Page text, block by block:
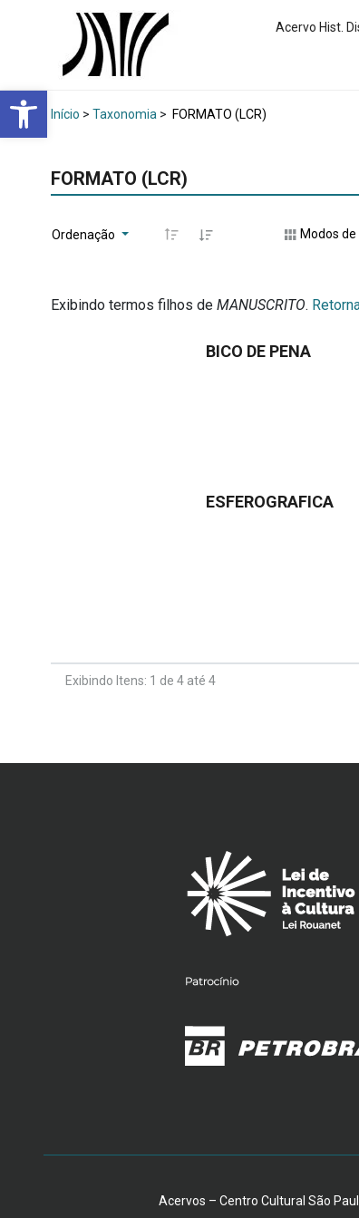
Abrir a barra de ferramentas
Acervo Hist.
Início > Taxonomia > FORMATO (LCR)
FORMATO (LCR)
Ordenação Modos
Exibindo termos filhos de MANUSCRITO.
BICO DE PENA
ESFEROGRAFICA
Exibindo Itens: 1 de 4 até 4
Acervos – Centro Cultural São